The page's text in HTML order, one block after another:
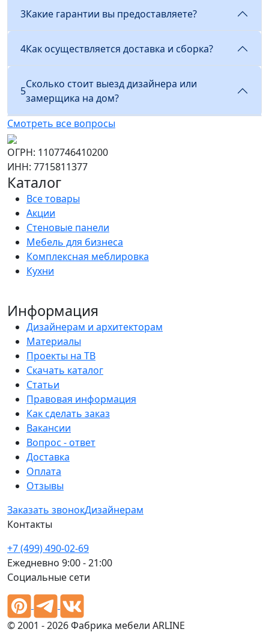
3Какие гарантии вы предоставляете?
4Как осуществляется доставка и сборка?
5
Сколько стоит выезд дизайнера или
замерщика на дом?
Смотреть все вопросы
ОГРН: 1107746410200
ИНН: 7715811377
Каталог
Все товары
Акции
Стеновые панели
Мебель для бизнеса
Комплексная меблировка
Кухни
Информация
Дизайнерам и архитекторам
Материалы
Проекты на ТВ
Скачать каталог
Статьи
Правовая информация
Как сделать заказ
Вакансии
Вопрос - ответ
Доставка
Оплата
Отзывы
Заказать звонокДизайнерам
Контакты
+7 (499) 490-02-69
Ежедневно 9:00 - 21:00
Социальные сети
© 2001 - 2026 Фабрика мебели ARLINE